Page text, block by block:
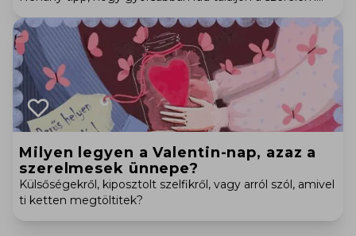
Milyen legyen a Valentin-nap, azaz a
szerelmesek ünnepe?
Külsőségekről, kiposztolt szelfikről, vagy arról szól, amivel
ti ketten megtöltitek?